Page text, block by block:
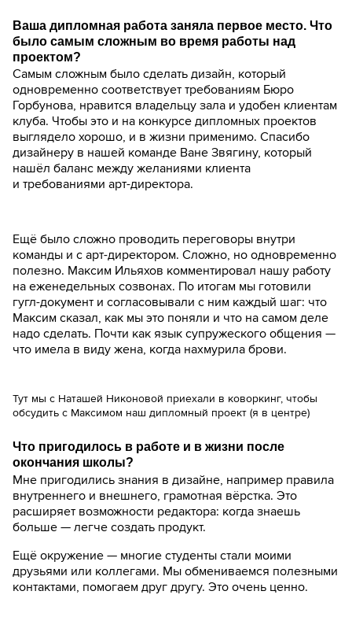
Ваша дипломная работа заняла первое место. Что
было самым сложным во время работы над
проектом?
Самым сложным было сделать дизайн, который
одновременно соответствует требованиям Бюро
Горбунова, нравится владельцу зала и удобен клиентам
клуба. Чтобы это и на конкурсе дипломных проектов
выглядело хорошо, и в жизни применимо. Спасибо
дизайнеру в нашей команде Ване Звягину, который
нашёл баланс между желаниями клиента
и требованиями арт-директора.
Ещё было сложно проводить переговоры внутри
команды и с арт-директором. Сложно, но одновременно
полезно. Максим Ильяхов комментировал нашу работу
на еженедельных созвонах. По итогам мы готовили
гугл-документ и согласовывали с ним каждый шаг: что
Максим сказал, как мы это поняли и что на самом деле
надо сделать. Почти как язык супружеского общения —
что имела в виду жена, когда нахмурила брови.
Тут мы с Наташей Никоновой приехали в коворкинг, чтобы
обсудить с Максимом наш дипломный проект (я в центре)
Что пригодилось в работе и в жизни после
окончания школы?
Мне пригодились знания в дизайне, например правила
внутреннего и внешнего, грамотная вёрстка. Это
расширяет возможности редактора: когда знаешь
больше — легче создать продукт.
Ещё окружение — многие студенты стали моими
друзьями или коллегами. Мы обмениваемся полезными
контактами, помогаем друг другу. Это очень ценно.